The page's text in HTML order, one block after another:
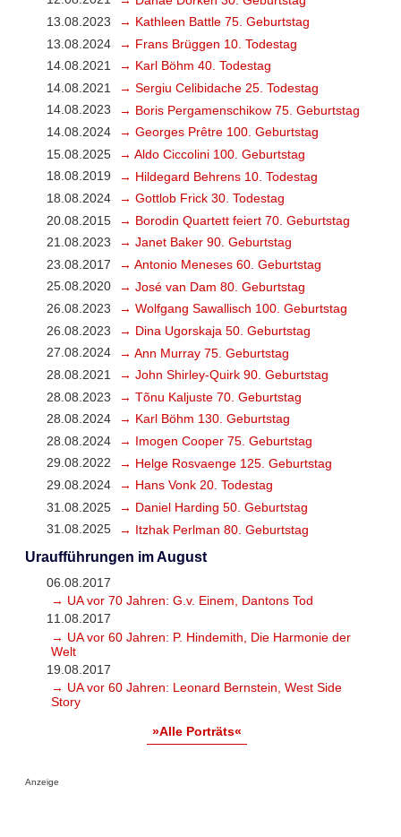
13.08.2023
→ Kathleen Battle 75. Geburtstag
13.08.2024
→ Frans Brüggen 10. Todestag
14.08.2021
→ Karl Böhm 40. Todestag
14.08.2021
→ Sergiu Celibidache 25. Todestag
14.08.2023
→ Boris Pergamenschikow 75. Geburtstag
14.08.2024
→ Georges Prêtre 100. Geburtstag
15.08.2025
→ Aldo Ciccolini 100. Geburtstag
18.08.2019
→ Hildegard Behrens 10. Todestag
18.08.2024
→ Gottlob Frick 30. Todestag
20.08.2015
→ Borodin Quartett feiert 70. Geburtstag
21.08.2023
→ Janet Baker 90. Geburtstag
23.08.2017
→ Antonio Meneses 60. Geburtstag
25.08.2020
→ José van Dam 80. Geburtstag
26.08.2023
→ Wolfgang Sawallisch 100. Geburtstag
26.08.2023
→ Dina Ugorskaja 50. Geburtstag
27.08.2024
→ Ann Murray 75. Geburtstag
28.08.2021
→ John Shirley-Quirk 90. Geburtstag
28.08.2023
→ Tõnu Kaljuste 70. Geburtstag
28.08.2024
→ Karl Böhm 130. Geburtstag
28.08.2024
→ Imogen Cooper 75. Geburtstag
29.08.2022
→ Helge Rosvaenge 125. Geburtstag
29.08.2024
→ Hans Vonk 20. Todestag
31.08.2025
→ Daniel Harding 50. Geburtstag
31.08.2025
→ Itzhak Perlman 80. Geburtstag
Uraufführungen im August
06.08.2017
→ UA vor 70 Jahren: G.v. Einem, Dantons Tod
11.08.2017
→ UA vor 60 Jahren: P. Hindemith, Die Harmonie der
Welt
19.08.2017
→ UA vor 60 Jahren: Leonard Bernstein, West Side
Story
»Alle Porträts«
Anzeige